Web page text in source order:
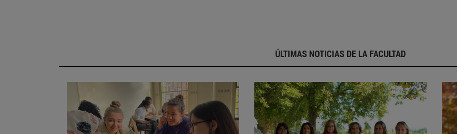
ÚLTIMAS NOTICIAS DE LA FACULTAD